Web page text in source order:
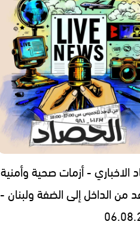
الاخباري - أزمات صحية وأمنية
من الداخل إلى الضفة ولبنان -